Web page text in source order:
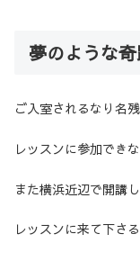
夢のような
ご入室されるなり名
レッスンに参加でき
また横浜近辺で開講
レッスンに来て下さる